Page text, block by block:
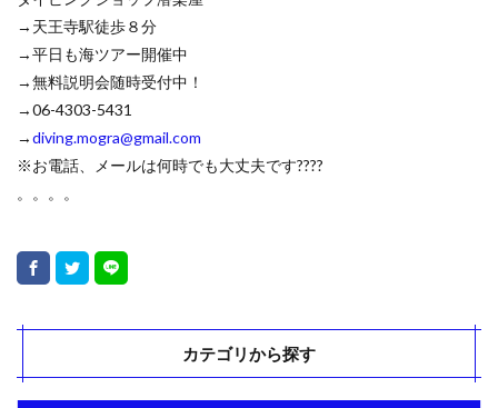
→天王寺駅徒歩８分
→平日も海ツアー開催中
→無料説明会随時受付中！
→06-4303-5431
→diving.mogra@gmail.com
※お電話、メールは何時でも大丈夫です????
。。。。
カテゴリから探す